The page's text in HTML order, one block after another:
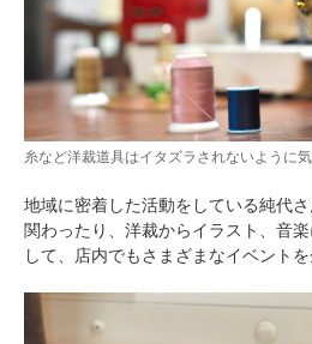
糸など洋裁道具はイタズラされないように
地域に密着した活動をしている純代
関わったり、洋裁からイラスト、音
して、店内でもさまざまなイベントを